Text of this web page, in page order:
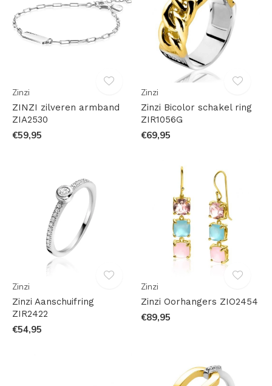
Zinzi
ZINZI zilveren armband
ZIA2530
€59,95
Zinzi
Zinzi Bicolor schakel ring
ZIR1056G
€69,95
Zinzi
Zinzi Aanschuifring
ZIR2422
€54,95
Zinzi
Zinzi Oorhangers ZIO2454
€89,95